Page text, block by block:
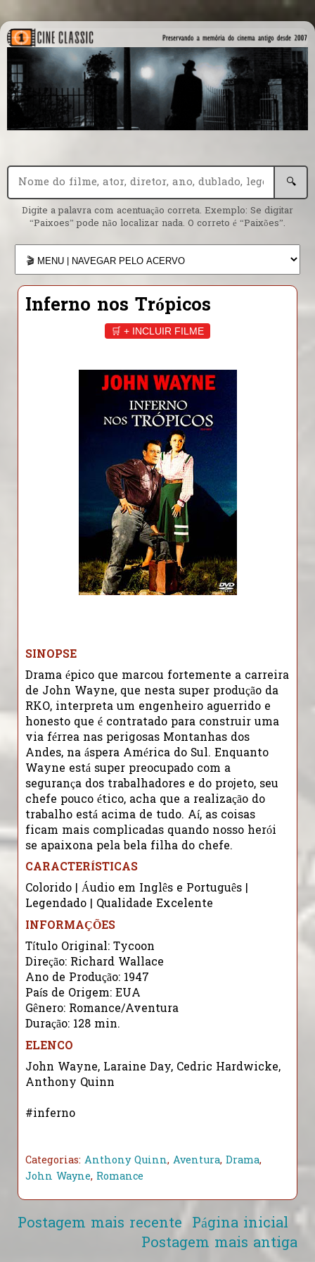
🔍
Digite a palavra com acentuação correta. Exemplo: Se digitar
“Paixoes” pode não localizar nada. O correto é “Paixões”.
Inferno nos Trópicos
🛒 + INCLUIR FILME
SINOPSE
Drama épico que marcou fortemente a carreira
de John Wayne, que nesta super produção da
RKO, interpreta um engenheiro aguerrido e
honesto que é contratado para construir uma
via férrea nas perigosas Montanhas dos
Andes, na áspera América do Sul. Enquanto
Wayne está super preocupado com a
segurança dos trabalhadores e do projeto, seu
chefe pouco ético, acha que a realização do
trabalho está acima de tudo. Aí, as coisas
ficam mais complicadas quando nosso herói
se apaixona pela bela filha do chefe.
CARACTERÍSTICAS
Colorido | Áudio em Inglês e Português |
Legendado | Qualidade Excelente
INFORMAÇÕES
Título Original: Tycoon
Direção: Richard Wallace
Ano de Produção: 1947
País de Origem: EUA
Gênero: Romance/Aventura
Duração: 128 min.
ELENCO
John Wayne, Laraine Day, Cedric Hardwicke,
Anthony Quinn
#inferno
Categorias: Anthony Quinn, Aventura, Drama,
John Wayne, Romance
Postagem mais recente
Postagem mais antiga
Página inicial